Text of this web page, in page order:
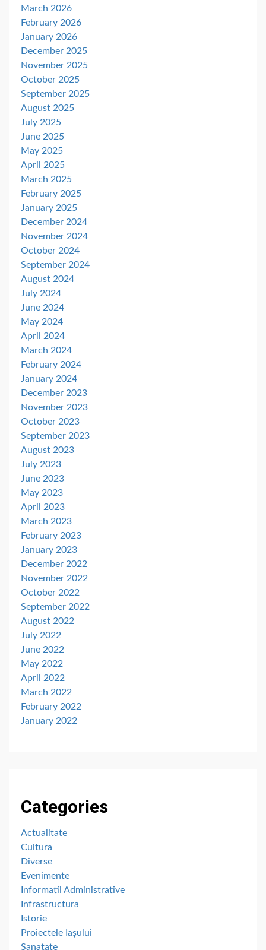
March 2026
February 2026
January 2026
December 2025
November 2025
October 2025
September 2025
August 2025
July 2025
June 2025
May 2025
April 2025
March 2025
February 2025
January 2025
December 2024
November 2024
October 2024
September 2024
August 2024
July 2024
June 2024
May 2024
April 2024
March 2024
February 2024
January 2024
December 2023
November 2023
October 2023
September 2023
August 2023
July 2023
June 2023
May 2023
April 2023
March 2023
February 2023
January 2023
December 2022
November 2022
October 2022
September 2022
August 2022
July 2022
June 2022
May 2022
April 2022
March 2022
February 2022
January 2022
Categories
Actualitate
Cultura
Diverse
Evenimente
Informatii Administrative
Infrastructura
Istorie
Proiectele Iașului
Sanatate